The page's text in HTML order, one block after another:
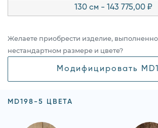
130 см - 143 775,00 ₽
Желаете приобрести изделие,
нестандартном размере и цвете?
Модифицировать
MD198-5 ЦВЕТА